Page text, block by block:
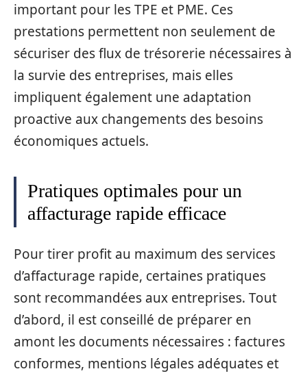
important pour les TPE et PME. Ces
prestations permettent non seulement de
sécuriser des flux de trésorerie nécessaires à
la survie des entreprises, mais elles
impliquent également une adaptation
proactive aux changements des besoins
économiques actuels.
Pratiques optimales pour un
affacturage rapide efficace
Pour tirer profit au maximum des services
d’affacturage rapide, certaines pratiques
sont recommandées aux entreprises. Tout
d’abord, il est conseillé de préparer en
amont les documents nécessaires : factures
conformes, mentions légales adéquates et